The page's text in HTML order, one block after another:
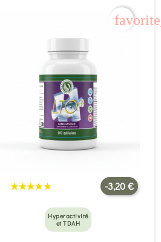
-3,20 €
Hyperactivité
et TDAH